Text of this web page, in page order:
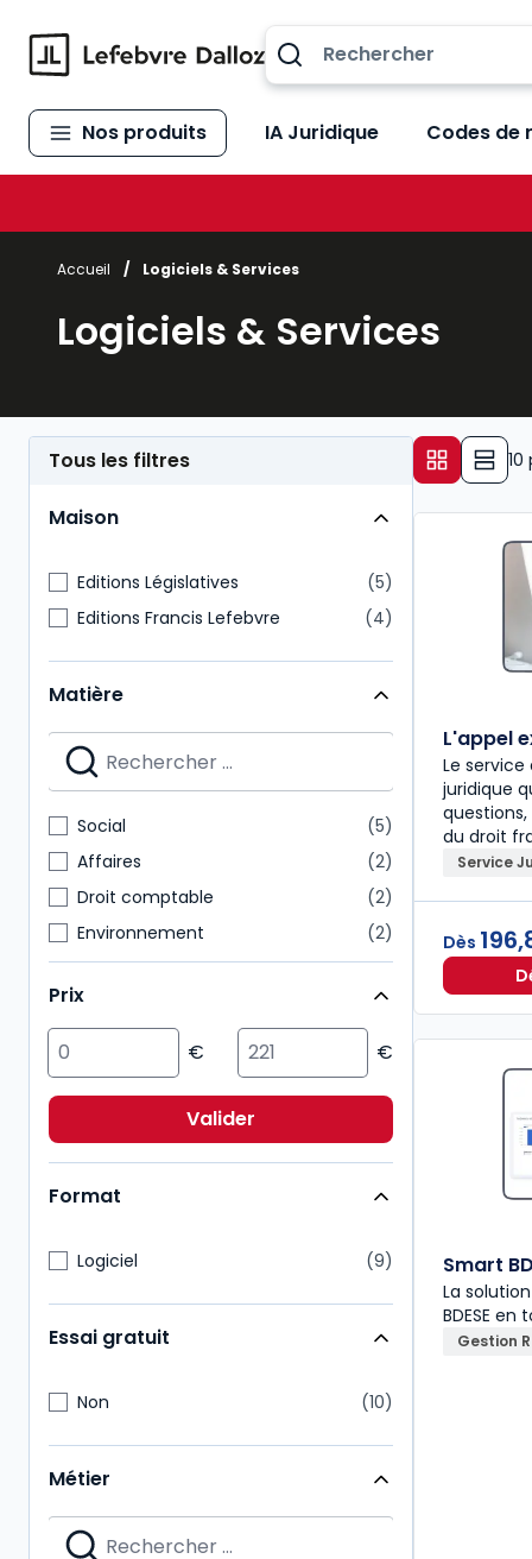
Nos produits IA Juridique Codes de
Accueil / Logiciels & Services
Logiciels & Services
Tous les filtres
Maison
Editions Législatives
5
Editions Francis Lefebvre
4
Matière
Social
5
Affaires
2
Droit comptable
2
Environnement
2
Fiscal
2
Patrimoine
2
Action sociale
1
Droit civil
ESG/Compliance
1
Prix
Valider
Format
Logiciel 9
Essai gratuit
Non 10
Métier
10
L'appel
Le
juridique
du droit
Service
Dès
Smart
La
BDESE
Gestion